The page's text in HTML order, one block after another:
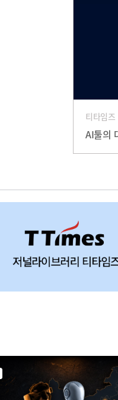
티타임
AI툴의